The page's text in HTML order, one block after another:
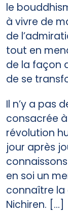
le
à vivre de
de
tout en
de la façon
de se
Il n’y a pas
consacrée
révolution
jour après
en soi un
connaître la
Nichiren. […]